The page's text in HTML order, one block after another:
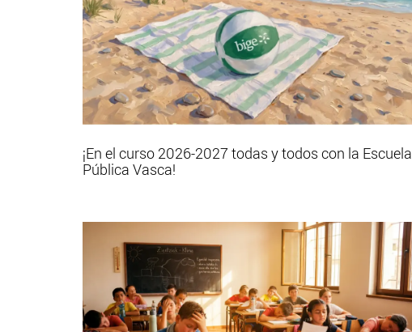
¡En el curso 2026-2027 todas y todos con la Escuela
Pública Vasca!